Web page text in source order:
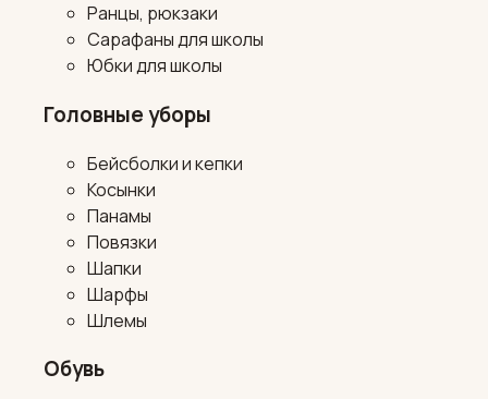
Ранцы, рюкзаки
Сарафаны для школы
Юбки для школы
Головные уборы
Бейсболки и кепки
Косынки
Панамы
Повязки
Шапки
Шарфы
Шлемы
Обувь